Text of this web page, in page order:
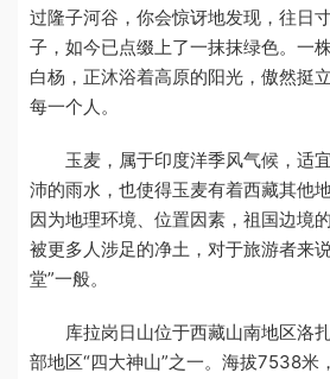
过隆子河谷，你会惊讶地发现，往日
子，如今已点缀上了一抹抹绿色。一
白杨，正沐浴着高原的阳光，傲然挺
每一个人。
玉麦，属于印度洋季风气候，适
沛的雨水，也使得玉麦有着西藏其他
因为地理环境、位置因素，祖国边境
被更多人涉足的净土，对于旅游者来
堂”一般。
库拉岗日山位于西藏山南地区洛扎
部地区“四大神山”之一。海拔7538米